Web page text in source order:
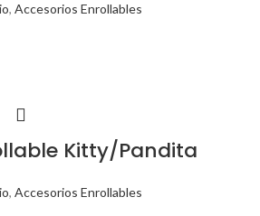
, Accesorios Enrollables
Kitty/Pandita
, Accesorios Enrollables